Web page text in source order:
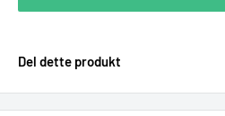
Del dette produkt